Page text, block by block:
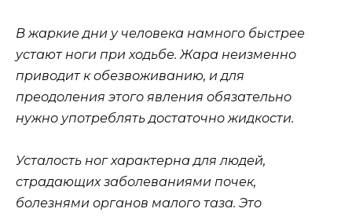
В жаркие дни у человека намного быстрее
устают ноги при ходьбе. Жара неизменно
приводит к обезвоживанию, и для
преодоления этого явления обязательно
нужно употреблять достаточно жидкости.
Усталость ног характерна для людей,
страдающих заболеваниями почек,
болезнями органов малого таза. Это